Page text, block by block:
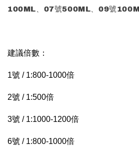
100ML、07號500ML、09號
建議倍數：
1號 / 1:800-1000倍
2號 / 1:500倍
3號 / 1:1000-1200倍
6號 / 1:800-1000倍